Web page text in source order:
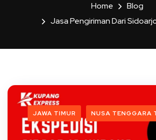
Home
Blog
Jasa Pengiriman Dari
JAWA TIMUR NUSA TENGGARA